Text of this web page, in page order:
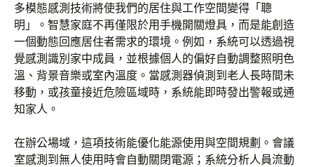
多模態感測技術將使我們的居住與工作空間變得「聰
明」。智慧家庭不再僅限於用手機開關燈具，而是能創造
一個動態回應居住者需求的環境。例如，系統可以透過視
覺感測識別家中成員，並根據個人的偏好自動調整照明色
溫、背景音樂或室內溫度。當感測器偵測到老人長時間未
移動，或孩童接近危險區域時，系統能即時發出警報或通
知家人。
在辦公場域，這項技術能優化能源使用與空間規劃。會議
室感測到無人使用時會自動關閉電源；系統分析人員流動